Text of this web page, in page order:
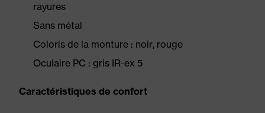
rayures
Sans métal
Coloris de la monture : noir, rouge
Oculaire PC : gris IR-ex 5
Caractéristiques de confort